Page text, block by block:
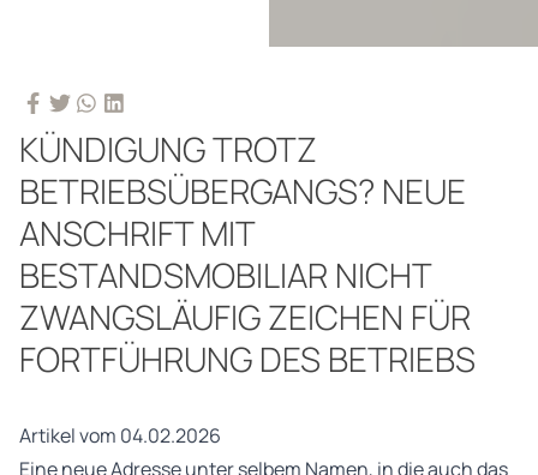
KÜNDIGUNG TROTZ
BETRIEBSÜBERGANGS? NEUE
ANSCHRIFT MIT
BESTANDSMOBILIAR NICHT
ZWANGSLÄUFIG ZEICHEN FÜR
FORTFÜHRUNG DES BETRIEBS
Artikel vom 04.02.2026
Eine neue Adresse unter selbem Namen, in die auch das